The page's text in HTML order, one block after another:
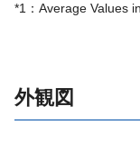
*1：Average Values
外観図